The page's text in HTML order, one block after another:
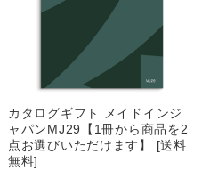
カタログギフト メイドインジ
ャパンMJ29【1冊から商品を2
点お選びいただけます】 [送料
無料]